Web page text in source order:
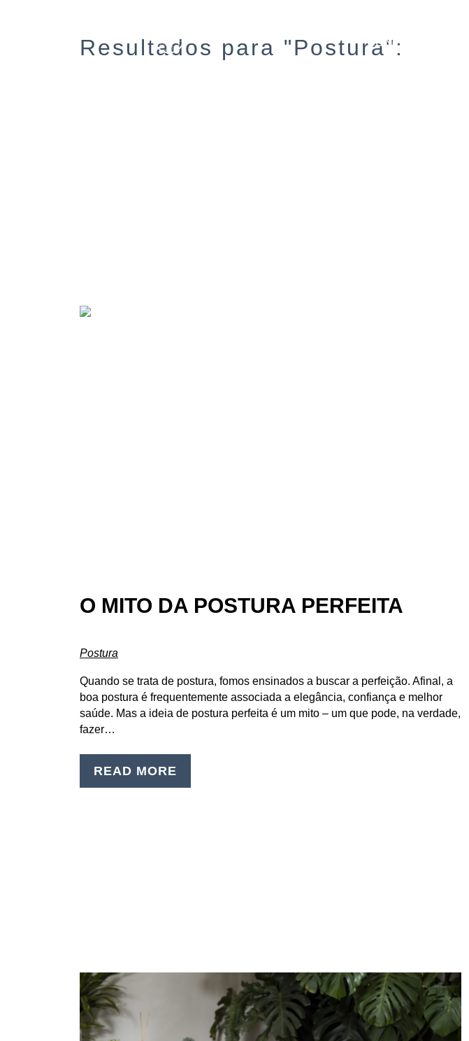
BENEFÍCIOS
Resultados para "Postura":
O MITO DA POSTURA PERFEITA
Postura
Quando se trata de postura, fomos ensinados a buscar a perfeição. Afinal, a
boa postura é frequentemente associada a elegância, confiança e melhor
saúde. Mas a ideia de postura perfeita é um mito – um que pode, na verdade,
fazer…
READ MORE